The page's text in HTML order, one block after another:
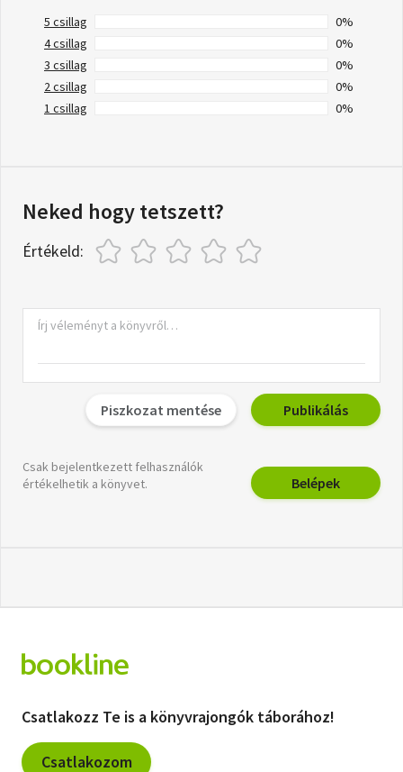
5 csillag
0%
4 csillag
0%
3 csillag
0%
2 csillag
0%
1 csillag
0%
Neked hogy tetszett?
Értékeld:
Piszkozat mentése Publikálás
Csak bejelentkezett felhasználók
értékelhetik a könyvet.
Belépek
Csatlakozz Te is a könyvrajongók táborához!
Csatlakozom